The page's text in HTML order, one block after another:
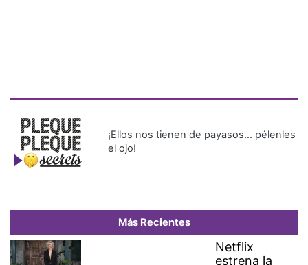
¡Ellos nos tienen de payasos… pélenles
el ojo!
Más Recientes
Netflix
estrena la